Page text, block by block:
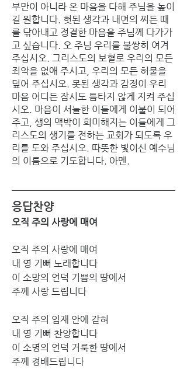
부만이 아니라 온 마음을 다해 주님을 높이
길 원합니다. 헛된 생각과 내면의 찌든 때
를 닦아내고 정결한 마음을 주님께 다가가
고 싶습니다. 오 주님 우리를 불쌍히 여겨
주십시오. 그리스도의 보혈로 우리의 모든
죄악을 없애 주시고, 우리의 모든 허물을
덮어 주십시오. 못된 생각과 감정이 우리
마음 어디든 잠시도 틈타지 않게 지켜 주십
시오. 마음이 서늘한 이들에게 이불이 되어
주고, 생의 맥박이 희미해지는 이들에게 그
리스도의 생기를 전하는 교회가 되도록 우
리를 도와 주십시오. 따뜻한 빛이신 예수님
의 이름으로 기도합니다. 아멘.
응답찬양
오직 주의 사랑에 매여
오직 주의 사랑에 매여
내 영 기뻐 노래합니다
이 소망의 언덕 기쁨의 땅에서
주께 사랑 드립니다
오직 주의 임재 안에 갇혀
내 영 기뻐 찬양합니다
이 소명의 언덕 거룩한 땅에서
주께 경배드립니다